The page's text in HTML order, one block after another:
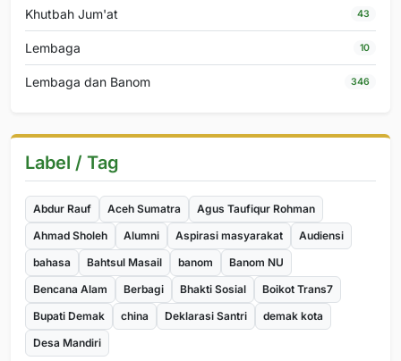
Khutbah Jum'at 43
Lembaga 10
Lembaga dan Banom 346
Label / Tag
Abdur Rauf Aceh Sumatra
Agus Taufiqur Rohman
Ahmad Sholeh
Alumni Aspirasi masyarakat
Audiensi
bahasa
Bahtsul Masail banom
Banom NU
Bencana Alam
Berbagi Bhakti Sosial
Boikot Trans7
Bupati Demak
china Deklarasi Santri
demak kota
Desa Mandiri